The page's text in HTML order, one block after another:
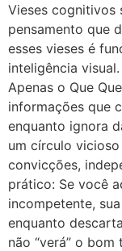
Vieses cognitivos
pensamento que
esses vieses é
inteligência
Apenas o Que
informações que
enquanto ignora
um círculo
convicções,
prático: Se você
incompetente,
enquanto
não “verá” o